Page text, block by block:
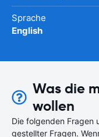
Sprache
English
Was die
wollen
Die folgenden Fragen
gestellter Fragen.